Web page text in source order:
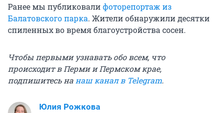
Ранее мы публиковалифоторепортаж из
Балатовского парка. Жители обнаружили десятки
спиленных во время благоустройства сосен.
Чтобы первыми узнавать обо всем, что
происходит в Перми и Пермском крае,
подпишитесь на наш канал в Telegram.
Юлия Рожкова